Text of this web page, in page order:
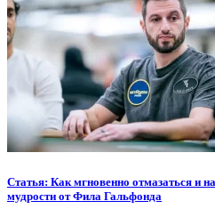
Статья: Как мгновенно отмазаться и
мудрости от Фила Гальфонда